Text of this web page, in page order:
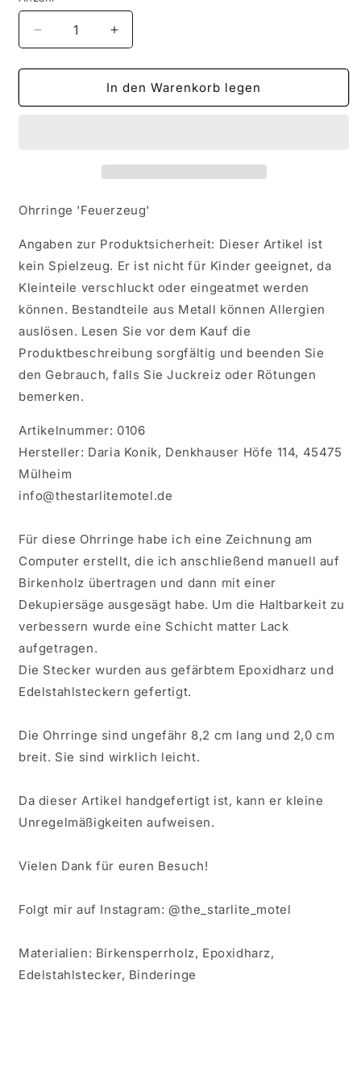
Verringere
die
Menge
Ohrringe
Erhöhe
die
Menge
für
Ohrringe
In den Warenkorb legen
Ohrringe 'Feuerzeug'
Angaben zur Produktsicherheit: Dieser Artikel ist
kein Spielzeug. Er ist nicht für Kinder geeignet, da
Kleinteile verschluckt oder eingeatmet werden
können. Bestandteile aus Metall können Allergien
auslösen. Lesen Sie vor dem Kauf die
Produktbeschreibung sorgfältig und beenden Sie
den Gebrauch, falls Sie Juckreiz oder Rötungen
bemerken.
Artikelnummer: 0106
Hersteller: Daria Konik, Denkhauser Höfe 114, 45475
Mülheim
info@thestarlitemotel.de
Für diese Ohrringe habe ich eine Zeichnung am
Computer erstellt, die ich anschließend manuell auf
Birkenholz übertragen und dann mit einer
Dekupiersäge ausgesägt habe. Um die Haltbarkeit zu
verbessern wurde eine Schicht matter Lack
aufgetragen.
Die Stecker wurden aus gefärbtem Epoxidharz und
Edelstahlsteckern gefertigt.
Die Ohrringe sind ungefähr 8,2 cm lang und 2,0 cm
breit. Sie sind wirklich leicht.
Da dieser Artikel handgefertigt ist, kann er kleine
Unregelmäßigkeiten aufweisen.
Vielen Dank für euren Besuch!
Folgt mir auf Instagram: @the_starlite_motel
Materialien: Birkensperrholz, Epoxidharz,
Edelstahlstecker, Binderinge